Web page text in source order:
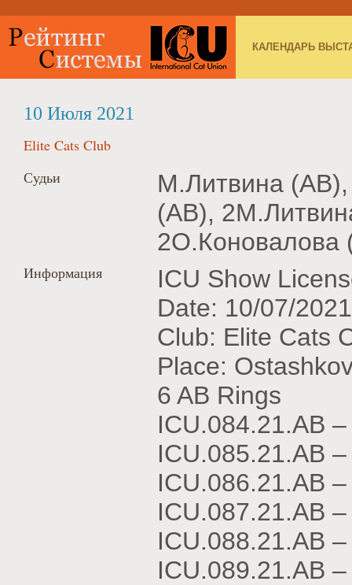
КАЛЕНДАРЬ
10 Июля 2021
Elite Cats Club
Судьи
М.Литвина
(AB),
2О.Коновалова
Информация
ICU Show
Date: 10/07/2021
Club: Elite Cats
Place:
6 AB Rings
ICU.084.21.АВ
ICU.085.21.АВ –
ICU.086.21.АВ –
ICU.087.21.АВ
ICU.088.21.АВ –
ICU.089.21.АВ –